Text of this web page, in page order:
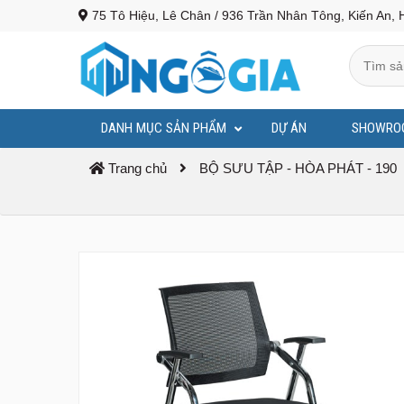
75 Tô Hiệu, Lê Chân / 936 Trần Nhân Tông, Kiến An,
DANH MỤC SẢN PHẨM DỰ ÁN
Trang chủ BỘ SƯU TẬP - HÒA PHÁT - 190